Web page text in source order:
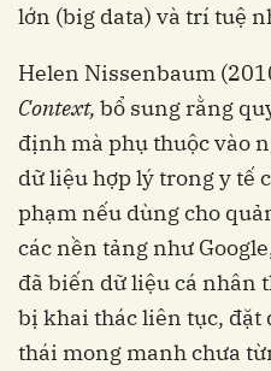
lớn (big data) và trí tuệ
Helen Nissenbaum
Context, bổ sung rằng
định mà phụ thuộc vào
dữ liệu hợp lý trong y tế
phạm nếu dùng cho
các nền tảng như
đã biến dữ liệu cá nhân
bị khai thác liên tục,
thái mong manh chưa